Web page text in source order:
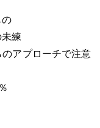
の
練
アプローチで注意